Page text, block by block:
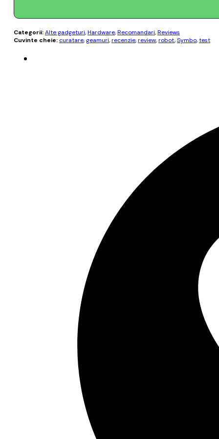
Categorii:Alte gadgeturi,Hardware,Recomandari,Reviews
Cuvinte cheie: curatare, geamuri,recenzie,review,robot,Symbo,test